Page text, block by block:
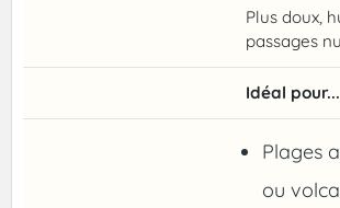
Plus doux,
passages
Idéal pour...
Plages
ou